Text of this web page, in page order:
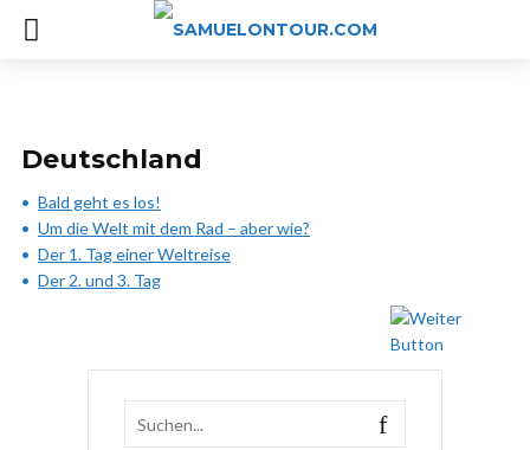
Deutschland
Bald geht es los!
Um die Welt mit dem Rad – aber wie?
Der 1. Tag einer Weltreise
Der 2. und 3. Tag